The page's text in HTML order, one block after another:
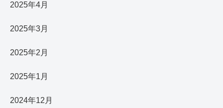
2025年4月
2025年3月
2025年2月
2025年1月
2024年12月